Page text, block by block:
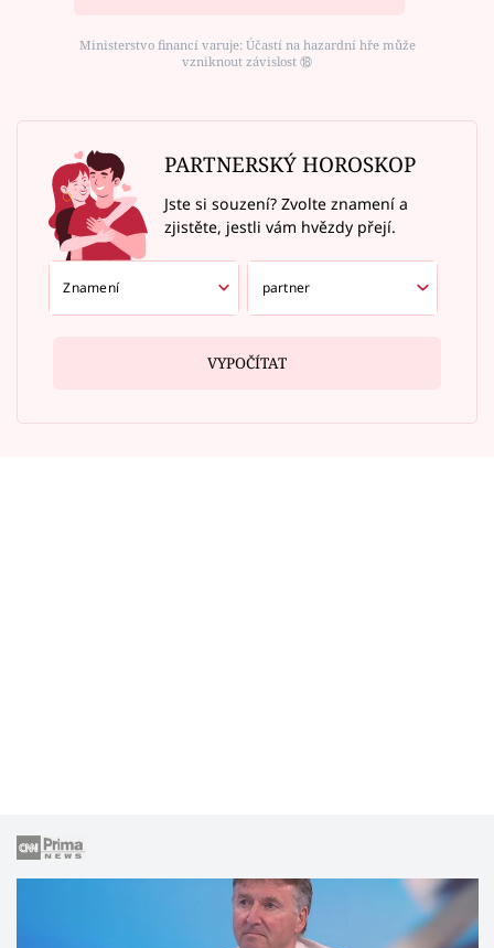
Ministerstvo financí varuje: Účastí na hazardní hře může
vzniknout závislost ⑱
PARTNERSKÝ HOROSKOP
Jste si souzení? Zvolte znamení a
zjistěte, jestli vám hvězdy přejí.
VYPOČÍTAT